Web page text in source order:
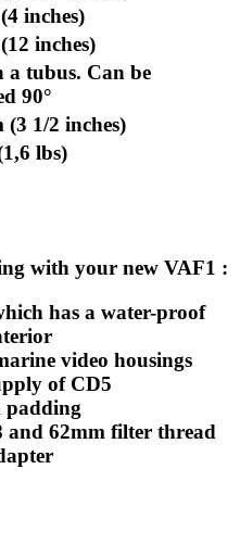
inches)
inches)
a tubus. Can be
90°
(3 1/2 inches)
lbs)
with your new VAF1 :
has a water-proof
video housings
of CD5
padding
and 62mm filter thread